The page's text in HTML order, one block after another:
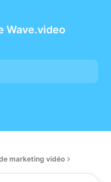
Wave.video
marketing vidéo